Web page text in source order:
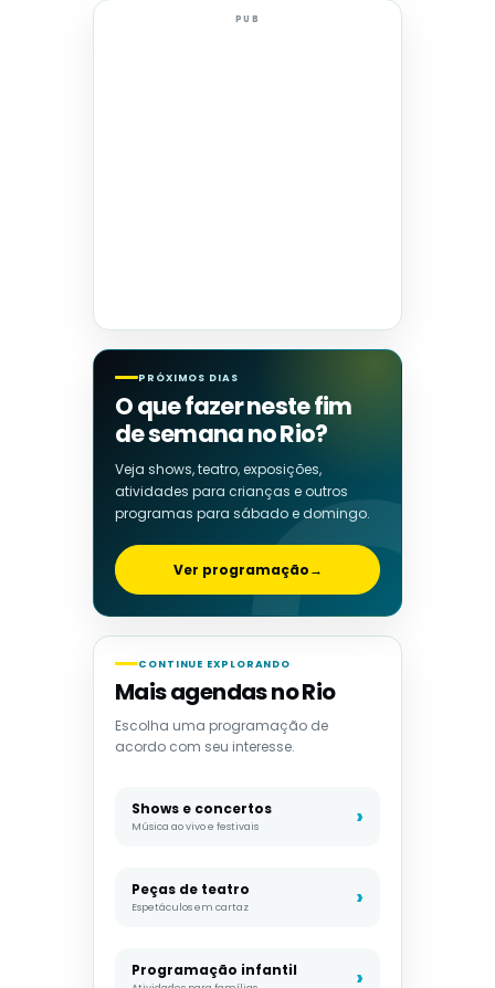
PUB
PRÓXIMOS DIAS
O que fazer neste fim
de semana no Rio?
Veja shows, teatro, exposições,
atividades para crianças e outros
programas para sábado e domingo.
Ver programação→
CONTINUE EXPLORANDO
Mais agendas no Rio
Escolha uma programação de
acordo com seu interesse.
Shows e concertos
Música ao vivo e festivais
Peças de teatro
Espetáculos em cartaz
Programação infantil